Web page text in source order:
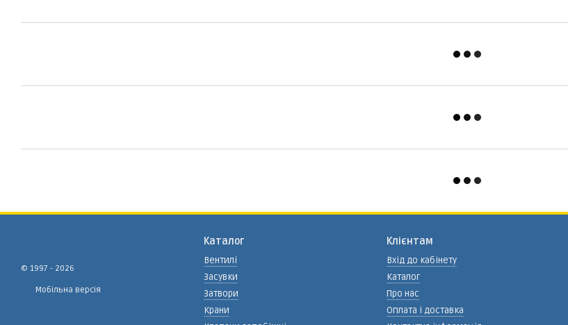
© 1997 - 2026
Мобільна версія
Каталог
Вентилі
Засувки
Затвори
Крани
Клієнтам
Вхід до кабінету
Каталог
Про нас
Оплата і доставка